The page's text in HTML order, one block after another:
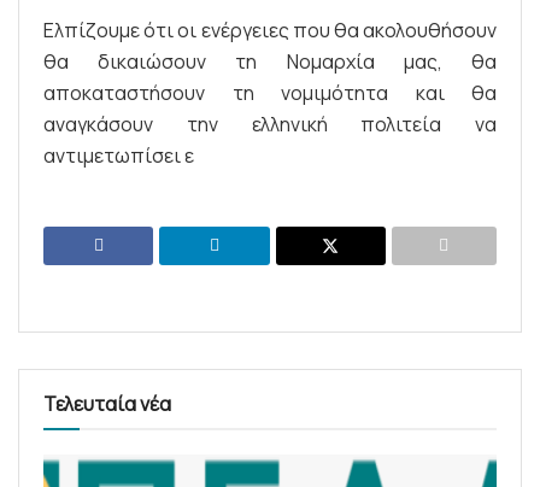
Ελπίζουμε ότι οι ενέργειες που θα ακολουθήσουν
θα δικαιώσουν τη Νομαρχία μας, θα
αποκαταστήσουν τη νομιμότητα και θα
αναγκάσουν την ελληνική πολιτεία να
αντιμετωπίσει ε
Τελευταία νέα